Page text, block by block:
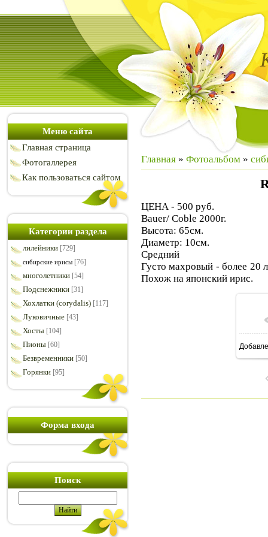
Меню сайта
Главная страница
Фотогаллерея
Как пользоваться сайтом
Категории раздела
лилейники [729]
сибирские ирисы [76]
многолетники [54]
Подснежники [31]
Хохлатки (corydalis) [117]
Луковичные [43]
Хосты [104]
Пионы [60]
Безвременники [50]
Горянки [95]
Форма входа
Поиск
Главная » Фотоальбом »
ЦЕНА - 500 руб.
Bauer/ Coble 2000г.
Высота: 65см.
Диаметр: 10см.
Средний
Густо махровый - более 20
Похож на японский ирис.